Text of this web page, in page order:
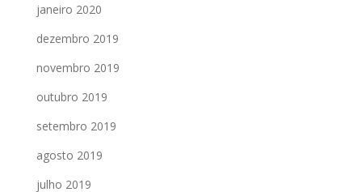
janeiro 2020
dezembro 2019
novembro 2019
outubro 2019
setembro 2019
agosto 2019
julho 2019